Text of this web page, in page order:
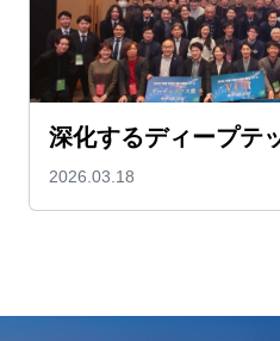
深化するディープテ
2026.03.18